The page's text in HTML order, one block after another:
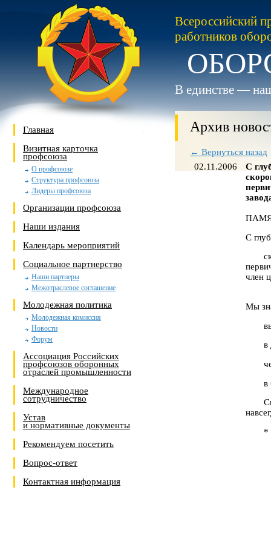
Всероссийский
работников
В единстве —
Главная
Визитная карточка
профсоюза
О профсоюзе
Структура профсоюза
Лидеры профсоюза
Организации профсоюза
Наши издания
Календарь мероприятий
Социальное партнерство
Наши партнеры
Межотраслевое соглашение
Молодежная политика
Молодежная комиссия
Новости
Форум
Ассоциация Российских
профсоюзов оборонных
отраслей промышленности
Международное
сотрудничество
Устав
и нормативные документы
Рекомендуем посетить
Вопрос-ответ
Контактная информация
Архив
← Вернуться назад
02.11.2006
С
С
член
Мы
в
в
*